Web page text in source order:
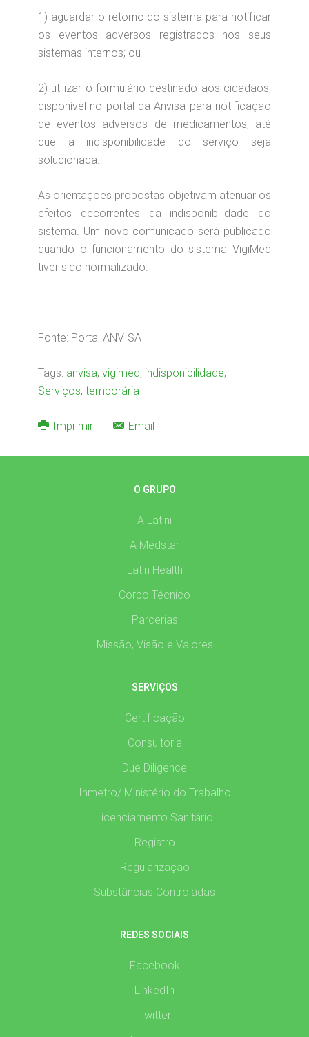
1) aguardar o retorno do sistema para notificar
os eventos adversos registrados nos seus
sistemas internos; ou
2) utilizar o formulário destinado aos cidadãos,
disponível no portal da Anvisa para notificação
de eventos adversos de medicamentos, até
que a indisponibilidade do serviço seja
solucionada.
As orientações propostas objetivam atenuar os
efeitos decorrentes da indisponibilidade do
sistema. Um novo comunicado será publicado
quando o funcionamento do sistema VigiMed
tiver sido normalizado.
Fonte: Portal ANVISA
Tags: anvisa, vigimed, indisponibilidade,
Serviços, temporária
Imprimir Email
O GRUPO
A Latini
A Medstar
Latin Health
Corpo Técnico
Parcerias
Missão, Visão e Valores
SERVIÇOS
Certificação
Consultoria
Due Diligence
Inmetro/ Ministério do Trabalho
Licenciamento Sanitário
Registro
Regularização
Substâncias Controladas
REDES SOCIAIS
Facebook
LinkedIn
Twitter